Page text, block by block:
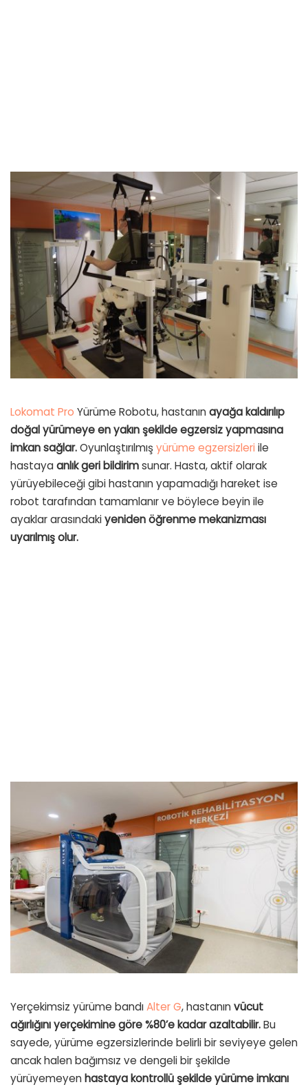
Lokomat Pro Yürüme Robotu, hastanın ayağa kaldırılıp
doğal yürümeye en yakın şekilde egzersiz yapmasına
imkan sağlar.Oyunlaştırılmışyürüme egzersizleri ile
hastaya anlık geri bildirimsunar. Hasta, aktif olarak
yürüyebileceği gibi hastanın yapamadığı hareket ise
robot tarafından tamamlanır ve böylece beyin ile
ayaklar arasındakiyeniden öğrenme mekanizması
uyarılmış olur.
Yerçekimsiz yürüme bandıAlter G, hastanın vücut
ağırlığını yerçekimine göre %80’e kadar azaltabilir.Bu
sayede, yürüme egzersizlerinde belirli bir seviyeye gelen
ancak halen bağımsız ve dengeli bir şekilde
yürüyemeyen hastaya kontrollü şekilde yürüme imkanı